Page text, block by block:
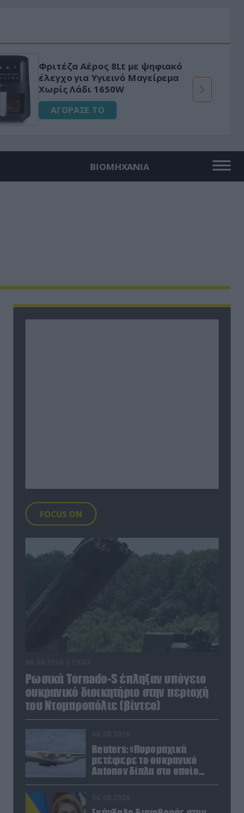
Φριτέζα Αέρος 8Lt με ψηφιακό
έλεγχο για Υγιεινό Μαγείρεμα
Χωρίς Λάδι 1650W
ΑΓΟΡΑΣΕ ΤΟ
ΒΙΟΜΗΧΑΝΙΑ
FOCUS ON
Ρωσικά Tornado-S έπληξαν υπόγειο
ουκρανικό διοικητήριο στην περιοχή
του Ντομπροπόλιε (βίντεο)
Reuters: «Πυρομαχικά
μετέφερε το ουκρανικό
Antonov δίπλα στο οποίο
βρέθηκε το drone στη